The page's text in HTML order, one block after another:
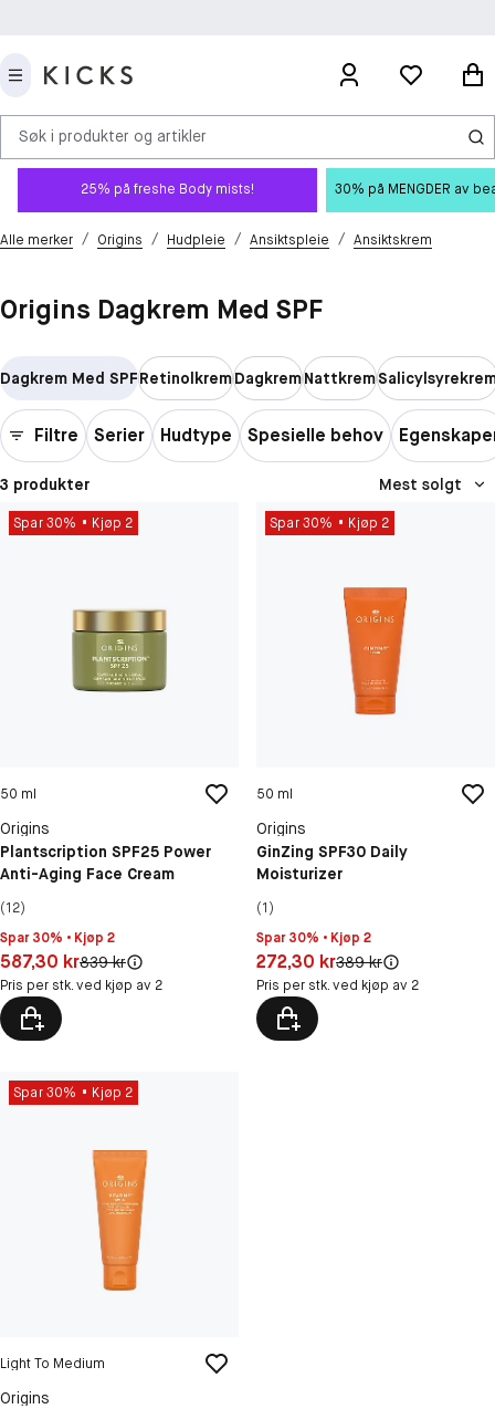
Søk i produkter og artikler
25% på freshe Body mists! 30% på MENGDER av
Alle merker / Origins / Hudpleie / Ansiktspleie / Ansiktskrem
Origins Dagkrem Med SPF
Dagkrem Med SPFRetinolkremDagkremNattkrem
Filtre Serier Hudtype Spesielle behov
3 produkter Mest solgt
Spar 30% Kjøp 2
50 ml
Origins
Plantscription SPF25 Power
Anti-Aging Face Cream
(12)
Spar 30% • Kjøp 2
Pris: 587,30 kr
587,30 krOriginal pris:
839 kr
Pris per stk. ved kjøp av 2
Spar 30% Kjøp 2
50 ml
Origins
GinZing SPF30 Daily
Moisturizer
(1)
Spar 30% • Kjøp 2
Pris: 272,30 kr
272,30 krOriginal pris:
389 kr
Pris per stk. ved kjøp av 2
Spar 30% Kjøp 2
Light To Medium
Origins